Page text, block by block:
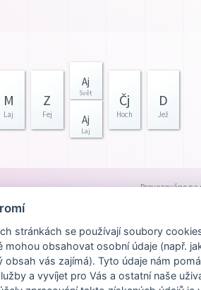
M
Laj
Z
Fej
Aj
Svět
Aj
Laj
Čj
Hoch
D
Jež
Provozováno na
stránkách se používají soubory
mohou obsahovat osobní údaje (např.
obsah vás zajímá). Tyto údaje nám
a vyvíjet pro Vás a ostatní naše